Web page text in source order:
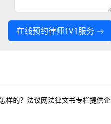
在线预约律师1V1服务
样的？法议网法律文书专栏提供企